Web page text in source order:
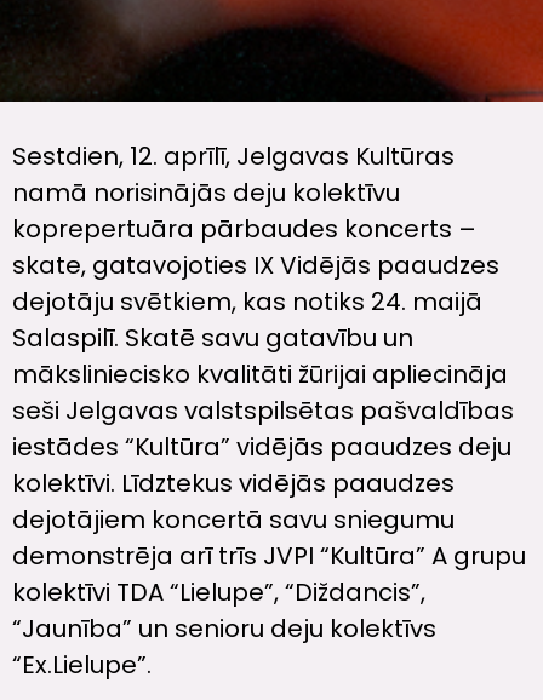
Sestdien, 12. aprīlī, Jelgavas Kultūras
namā norisinājās deju kolektīvu
koprepertuāra pārbaudes koncerts –
skate, gatavojoties IX Vidējās paaudzes
dejotāju svētkiem, kas notiks 24. maijā
Salaspilī. Skatē savu gatavību un
māksliniecisko kvalitāti žūrijai apliecināja
seši Jelgavas valstspilsētas pašvaldības
iestādes “Kultūra” vidējās paaudzes deju
kolektīvi. Līdztekus vidējās paaudzes
dejotājiem koncertā savu sniegumu
demonstrēja arī trīs JVPI “Kultūra” A grupu
kolektīvi TDA “Lielupe”, “Diždancis”,
“Jaunība” un senioru deju kolektīvs
“Ex.Lielupe”.